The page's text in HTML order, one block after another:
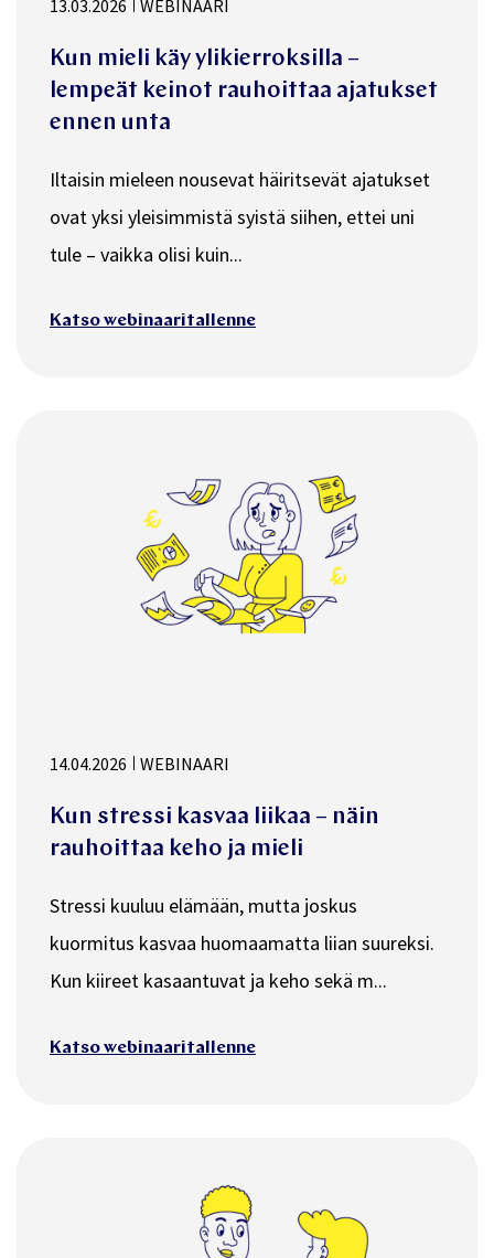
13.03.2026 WEBINAARI
Kun mieli käy ylikierroksilla –
lempeät keinot rauhoittaa ajatukset
ennen unta
Iltaisin mieleen nousevat häiritsevät ajatukset
ovat yksi yleisimmistä syistä siihen, ettei uni
tule – vaikka olisi kuin...
Katso webinaaritallenne
14.04.2026 WEBINAARI
Kun stressi kasvaa liikaa – näin
rauhoittaa keho ja mieli
Stressi kuuluu elämään, mutta joskus
kuormitus kasvaa huomaamatta liian suureksi.
Kun kiireet kasaantuvat ja keho sekä m...
Katso webinaaritallenne